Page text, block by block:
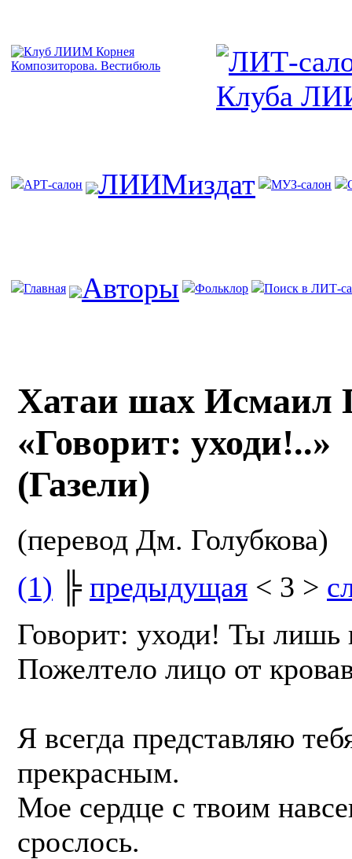
АРТ-салон ЛИИМиздат МУЗ-салон
Главная Авторы Фольклор Поиск в ЛИТ-
Хатаи шах Исмаил
«Говорит: уходи!..»
(Газели)
(перевод Дм. Голубкова)
(1) ╠ предыдущая < 3 >
Говорит: уходи! Ты лишь
Пожелтело лицо от
Я всегда представляю
прекрасным.
Мое сердце с твоим
срослось.